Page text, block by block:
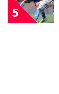
5